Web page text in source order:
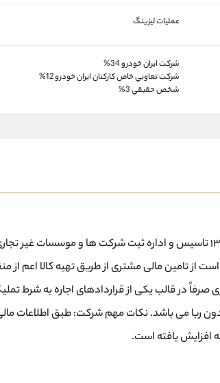
عملیات لیزینگ
شركت ايران خودرو 34%
شركت تعاوني خاص كاركنان ايران خودرو 12%
شخص حقيقي 3%
شرکت لیزینگ ایرانیان در ۲۶ شهریور ماه ۱۳۸۱ تاسیس و اداره ثبت شرکت ها و
تامین مالی مشتری از طریق تهیه کالا اعم از
در قالب یکی از قراردادهای اجاره به شرط
ربا می باشد. نکات مهم شرکت: طبق اطلاعات
یافته است.